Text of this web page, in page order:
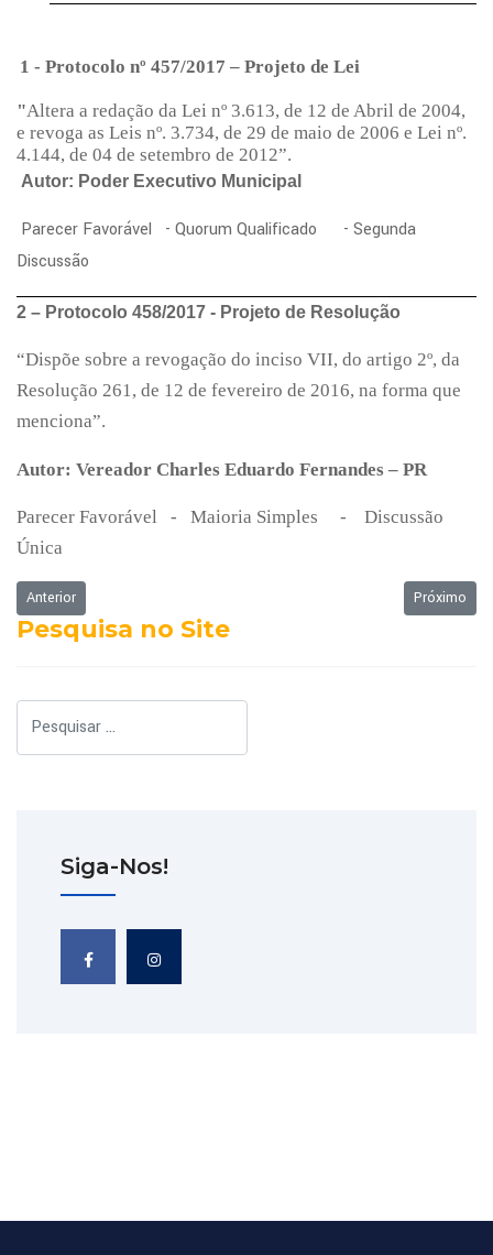
1 - Protocolo nº 457/2017 – Projeto de Lei
"Altera a redação da Lei nº 3.613, de 12 de Abril de 2004,
e revoga as Leis nº. 3.734, de 29 de maio de 2006 e Lei nº.
4.144, de 04 de setembro de 2012”.
Autor: Poder Executivo Municipal
Parecer Favorável - Quorum Qualificado - Segunda
Discussão
2 – Protocolo 458/2017 - Projeto de Resolução
“Dispõe sobre a revogação do inciso VII, do artigo 2º, da
Resolução 261, de 12 de fevereiro de 2016, na forma que
menciona”.
Autor: Vereador Charles Eduardo Fernandes – PR
Parecer Favorável - Maioria Simples - Discussão
Única
Artigo anterior: Ordem do Dia da Sessão Ordinária de 13/03/2017
Anterior Próximo
Próximo
Pesquisa no Site
Pesquisar
Siga-Nos!